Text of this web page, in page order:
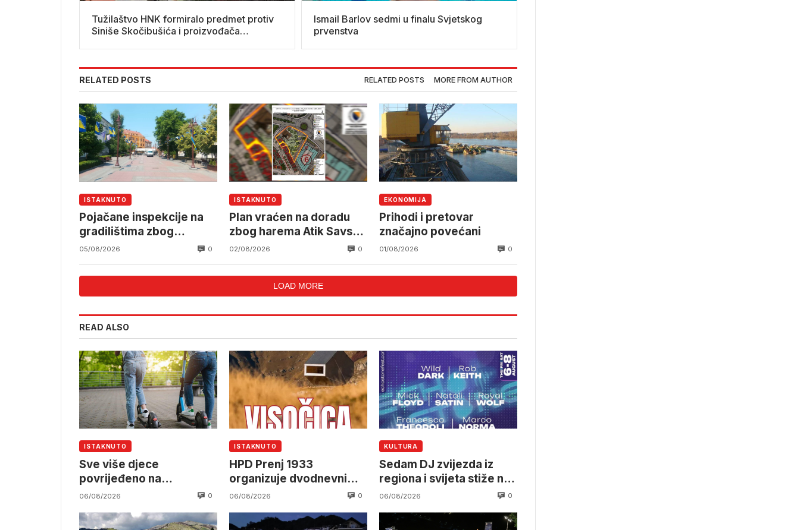
Tužilaštvo HNK formiralo predmet protiv
Siniše Skočibušića i proizvođača
Ismail Barlov sedmi u finalu Svjetskog
prvenstva
RELATED POSTS RELATED POSTS MORE FROM AUTHOR
ISTAKNUTO
Pojačane inspekcije na
gradilištima zbog
ekstremnih vrućina
05/08/2026 0
ISTAKNUTO
Plan vraćen na doradu
zbog harema Atik Savske
džamije
02/08/2026 0
EKONOMIJA
Prihodi i pretovar
značajno povećani
01/08/2026 0
LOAD MORE
READ ALSO
ISTAKNUTO
Sve više djece
povrijeđeno na
električnim romobilima
06/08/2026 0
ISTAKNUTO
HPD Prenj 1933
organizuje dvodnevni
izlet na Visočicu
06/08/2026 0
KULTURA
Sedam DJ zvijezda iz
regiona i svijeta stiže na
EchoStone Festival u
06/08/2026 0